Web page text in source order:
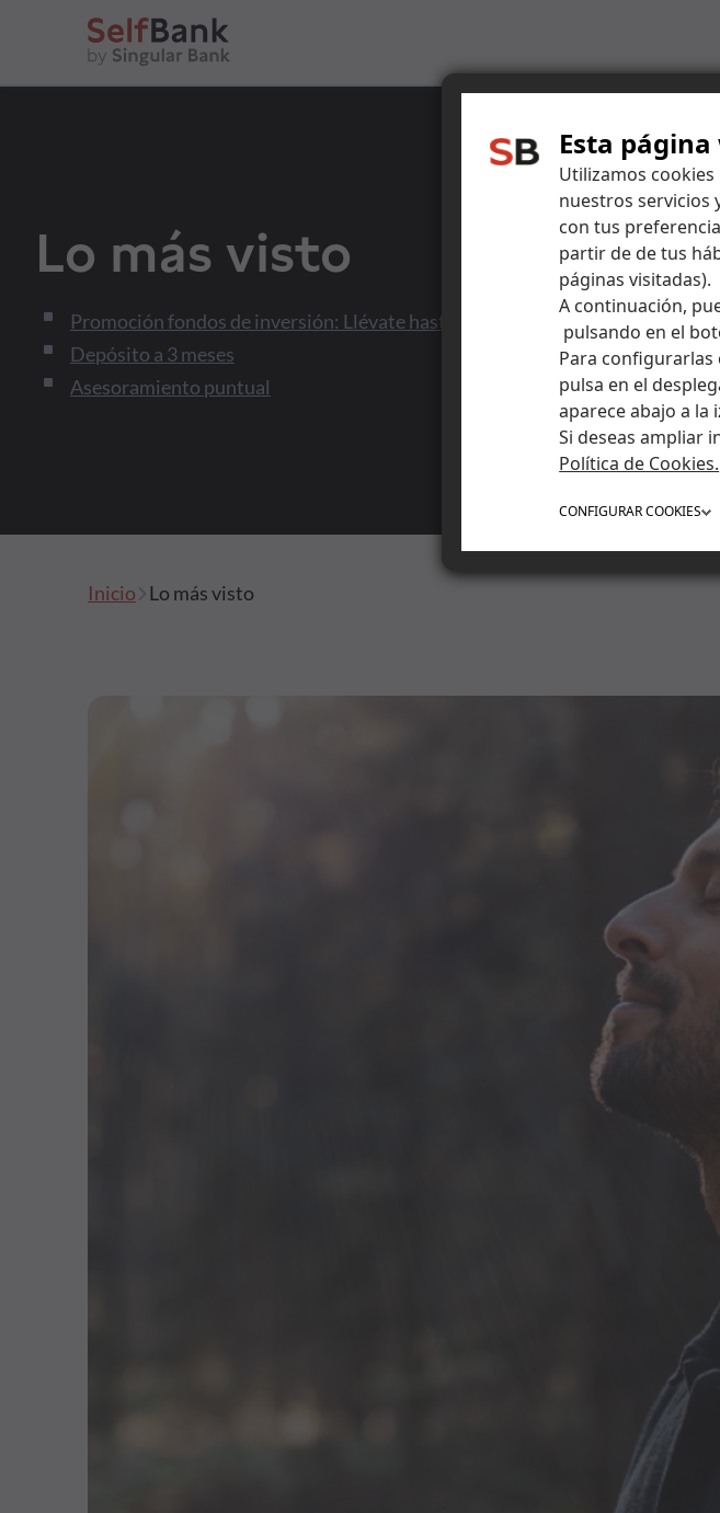
Esta
Utilizamos
nuestros servicios
con tus
partir de de tus
páginas visitadas).
A continuación,
pulsando en el
Para configurarlas
pulsa en el
aparece abajo a la
Si deseas ampliar
Política de Cookies.
CONFIGURARCOOKIES
Tu día a día
Formación
Lo más visto
Promoción fondos de inversión: Llévate hasta 5.000 €
Depósito a 3 meses
Asesoramiento puntual
Inicio Lo más visto